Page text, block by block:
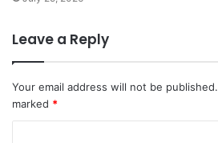
Leave a Reply
Your email address will not be published.
marked *